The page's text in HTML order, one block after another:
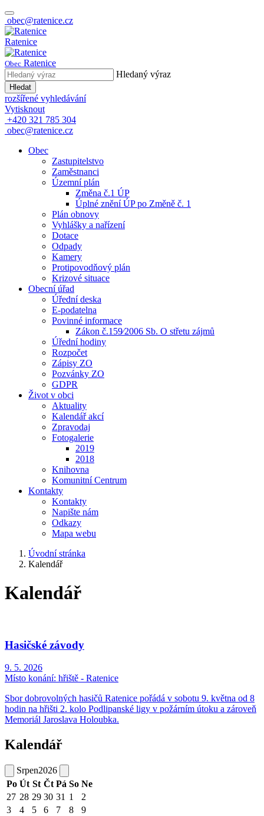
obec@ratenice.cz
Ratenice
Obec Ratenice
Hledaný výraz
Hledat
rozšířené vyhledávání
Vytisknout
+420 321 785 304
obec@ratenice.cz
Obec
Zastupitelstvo
Zaměstnanci
Územní plán
Změna č.1 ÚP
Úplné znění ÚP po Změně č. 1
Plán obnovy
Vyhlášky a nařízení
Dotace
Odpady
Kamery
Protipovodňový plán
Krizové situace
Obecní úřad
Úřední deska
E-podatelna
Povinné informace
Zákon č.159⁄2006 Sb. O střetu zájmů
Úřední hodiny
Rozpočet
Zápisy ZO
Pozvánky ZO
GDPR
Život v obci
Aktuality
Kalendář akcí
Zpravodaj
Fotogalerie
2019
2018
Knihovna
Komunitní Centrum
Kontakty
Kontakty
Napište nám
Odkazy
Mapa webu
Úvodní stránka
Kalendář
Kalendář
Hasičské závody
9. 5. 2026
Místo konání: hřiště - Ratenice
Sbor dobrovolných hasičů Ratenice pořádá v sobotu 9. května od 8
hodin na hřišti 2. kolo Podlipanské ligy v požárním útoku a zároveň
Memoriál Jaroslava Holoubka.
Kalendář
Srpen2026
Po Út St Čt Pá So Ne
27 28 29 30 31 1
2
3
4 5 6 7 8
9